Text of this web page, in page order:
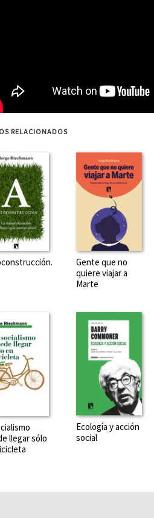
RELACIONADOS
Gente que no
quiere viajar a
Marte
llegar sólo
Ecología y acción
social